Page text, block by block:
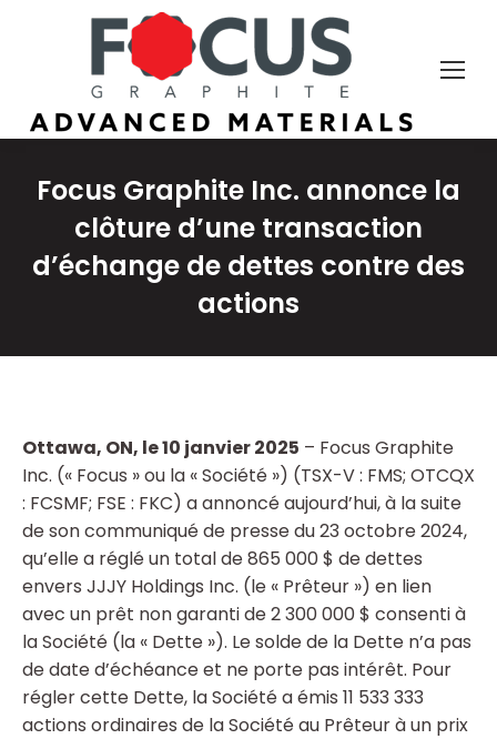
Focus Graphite Inc. annonce la
clôture d’une transaction
d’échange de dettes contre des
actions
Ottawa, ON, le 10 janvier 2025 – Focus Graphite
Inc. (« Focus » ou la « Société ») (TSX-V : FMS; OTCQX
: FCSMF; FSE : FKC) a annoncé aujourd’hui, à la suite
de son communiqué de presse du 23 octobre 2024,
qu’elle a réglé un total de 865 000 $ de dettes
envers JJJY Holdings Inc. (le « Prêteur ») en lien
avec un prêt non garanti de 2 300 000 $ consenti à
la Société (la « Dette »). Le solde de la Dette n’a pas
de date d’échéance et ne porte pas intérêt. Pour
régler cette Dette, la Société a émis 11 533 333
actions ordinaires de la Société au Prêteur à un prix